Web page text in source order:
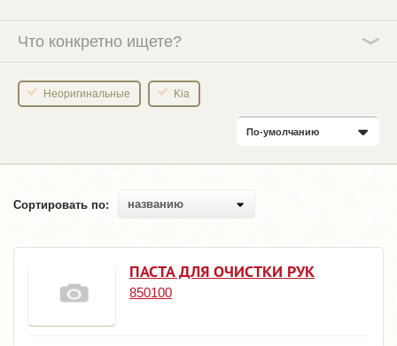
Что конкретно ищете?
Неоригинальные Kia
По-умолчанию
Сортировать по: названию
ПАСТА ДЛЯ ОЧИСТКИ РУК
850100